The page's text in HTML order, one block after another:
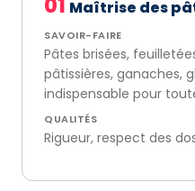
01 Maîtrise des
SAVOIR-FAIRE
Pâtes brisées,
pâtissières, ganaches,
indispensable pour
QUALITÉS
Rigueur, respect des